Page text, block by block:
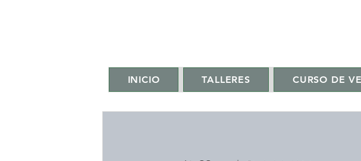
INICIO TALLERES CURSO DE